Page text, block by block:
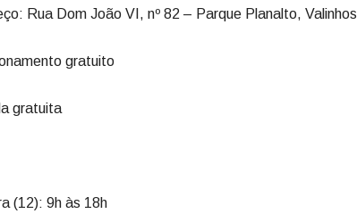
Rua Dom João VI, nº 82 – Parque Planalto, Valinhos
gratuito
gratuita
(12): 9h às 18h